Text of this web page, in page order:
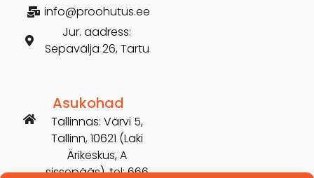
info@proohutus.ee
Jur. aadress:
Sepavälja 26, Tartu
Asukohad
Tallinnas: Värvi 5,
Tallinn, 10621 (Laki
Ärikeskus, A
sissepääs), tel: 666